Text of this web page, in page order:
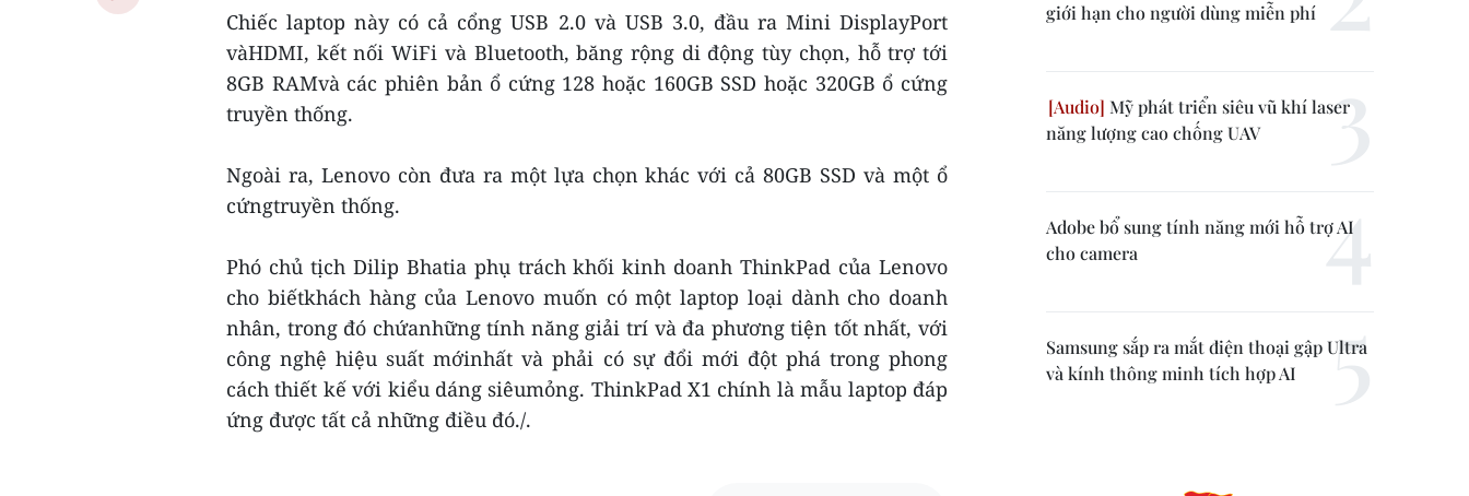
Chiếc laptop này có cả cổng USB 2.0 và USB 3.0, đầu ra Mini DisplayPort
vàHDMI, kết nối WiFi và Bluetooth, băng rộng di động tùy chọn, hỗ trợ tới
8GB RAMvà các phiên bản ổ cứng 128 hoặc 160GB SSD hoặc 320GB ổ cứng
truyền thống.
Ngoài ra, Lenovo còn đưa ra một lựa chọn khác với cả 80GB SSD và một ổ
cứngtruyền thống.
Phó chủ tịch Dilip Bhatia phụ trách khối kinh doanh ThinkPad của Lenovo
cho biếtkhách hàng của Lenovo muốn có một laptop loại dành cho doanh
nhân, trong đó chứanhững tính năng giải trí và đa phương tiện tốt nhất, với
công nghệ hiệu suất mớinhất và phải có sự đổi mới đột phá trong phong
cách thiết kế với kiểu dáng siêumỏng. ThinkPad X1 chính là mẫu laptop đáp
ứng được tất cả những điều đó./.
giới hạn cho người dùng miễn phí
Mỹ phát triển siêu vũ khí laser
năng lượng cao chống UAV
Adobe bổ sung tính năng mới hỗ trợ AI
cho camera
Samsung sắp ra mắt điện thoại gập Ultra
và kính thông minh tích hợp AI